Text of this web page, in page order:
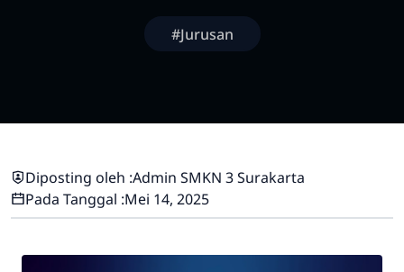
#Jurusan
Diposting oleh :Admin SMKN 3 Surakarta
Pada Tanggal :Mei 14, 2025